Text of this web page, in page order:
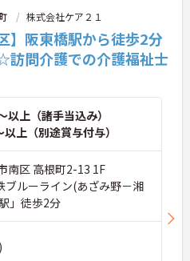
株式会社ケア２１
】阪東橋駅から徒歩2分
問介護での介護福祉士
以上（諸手当込み）
以上（別途賞与付与）
南区 高根町2-13 1F
ブルーライン(あざみ野－湘
」徒歩2分